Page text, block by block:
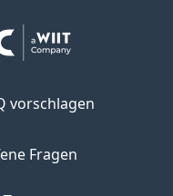
vorschlagen
Fragen